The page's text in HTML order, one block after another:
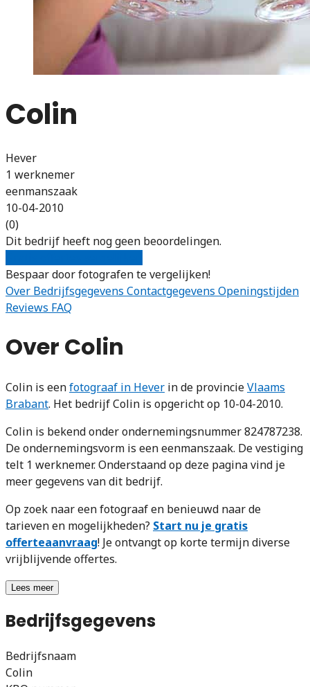
Colin
Hever
1 werknemer
eenmanszaak
10-04-2010
(0)
Dit bedrijf heeft nog geen beoordelingen.
Bespaar door fotografen te vergelijken!
Over Bedrijfsgegevens Contactgegevens Openingstijden
Reviews FAQ
Over Colin
Colin is eenfotograaf in Hever in de provincieVlaams
Brabant. Het bedrijf Colin is opgericht op 10-04-2010.
Colin is bekend onder ondernemingsnummer 824787238.
De ondernemingsvorm is een eenmanszaak. De vestiging
telt 1 werknemer. Onderstaand op deze pagina vind je
meer gegevens van dit bedrijf.
Op zoek naar een fotograaf en benieuwd naar de
tarieven en mogelijkheden? Start nu je gratis
offerteaanvraag! Je ontvangt op korte termijn diverse
vrijblijvende offertes.
Lees meer
Bedrijfsgegevens
Bedrijfsnaam
Colin